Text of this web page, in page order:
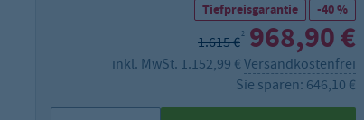
Tiefpreisgarantie -40 %
1.615 €2 968,90 €
inkl. MwSt. 1.152,99 €Versandkostenfrei
Sie sparen: 646,10 €